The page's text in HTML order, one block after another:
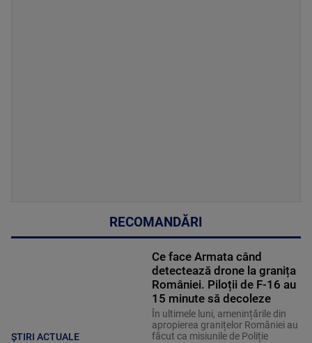
RECOMANDĂRI
ȘTIRI ACTUALE
Ce face Armata când
detectează drone la granița
României. Piloții de F-16 au
15 minute să decoleze
În ultimele luni, amenințările din
apropierea granițelor României au
făcut ca misiunile de Poliție